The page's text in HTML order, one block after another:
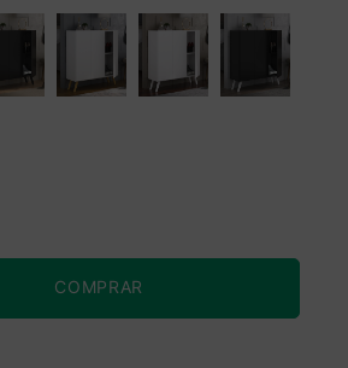
COMPRAR